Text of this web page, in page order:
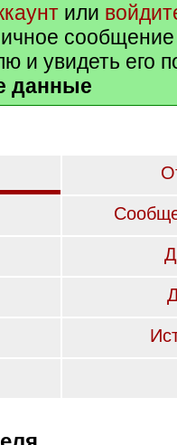
или
и увидеть его
данные